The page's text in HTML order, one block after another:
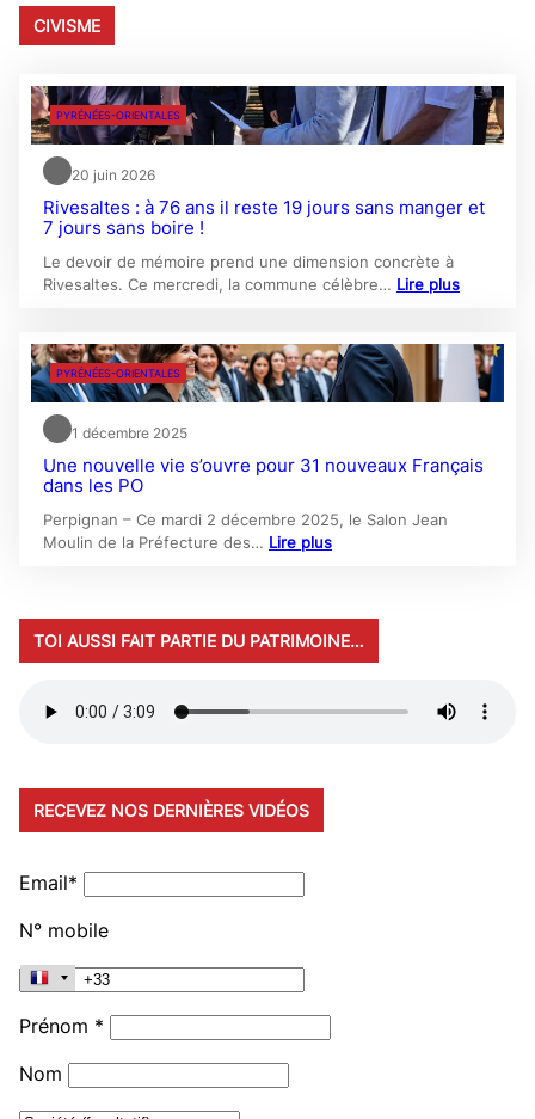
CIVISME
PYRÉNÉES-ORIENTALES
20 juin 2026
Rivesaltes : à 76 ans il reste 19 jours sans manger et
7 jours sans boire !
Le devoir de mémoire prend une dimension concrète à
Rivesaltes. Ce mercredi, la commune célèbre… Lire plus
PYRÉNÉES-ORIENTALES
1 décembre 2025
Une nouvelle vie s’ouvre pour 31 nouveaux Français
dans les PO
Perpignan – Ce mardi 2 décembre 2025, le Salon Jean
Moulin de la Préfecture des… Lire plus
TOI AUSSI FAIT PARTIE DU PATRIMOINE…
RECEVEZ NOS DERNIÈRES VIDÉOS
Email*
N° mobile
Prénom *
Nom